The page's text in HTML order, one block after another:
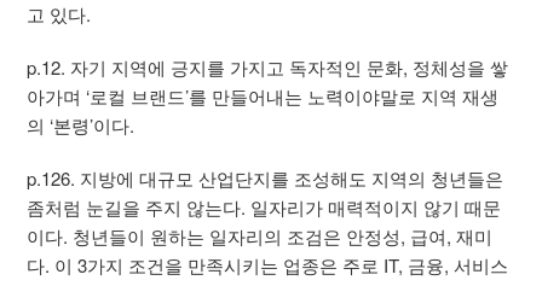
고 있다.
p.12. 자기 지역에 긍지를 가지고 독자적인 문화, 정체성을 쌓
아가며 ‘로컬 브랜드’를 만들어내는 노력이야말로 지역 재생
의 ‘본령’이다.
p.126. 지방에 대규모 산업단지를 조성해도 지역의 청년들은
좀처럼 눈길을 주지 않는다. 일자리가 매력적이지 않기 때문
이다. 청년들이 원하는 일자리의 조검은 안정성, 급여, 재미
다. 이 3가지 조건을 만족시키는 업종은 주로 IT, 금융, 서비스